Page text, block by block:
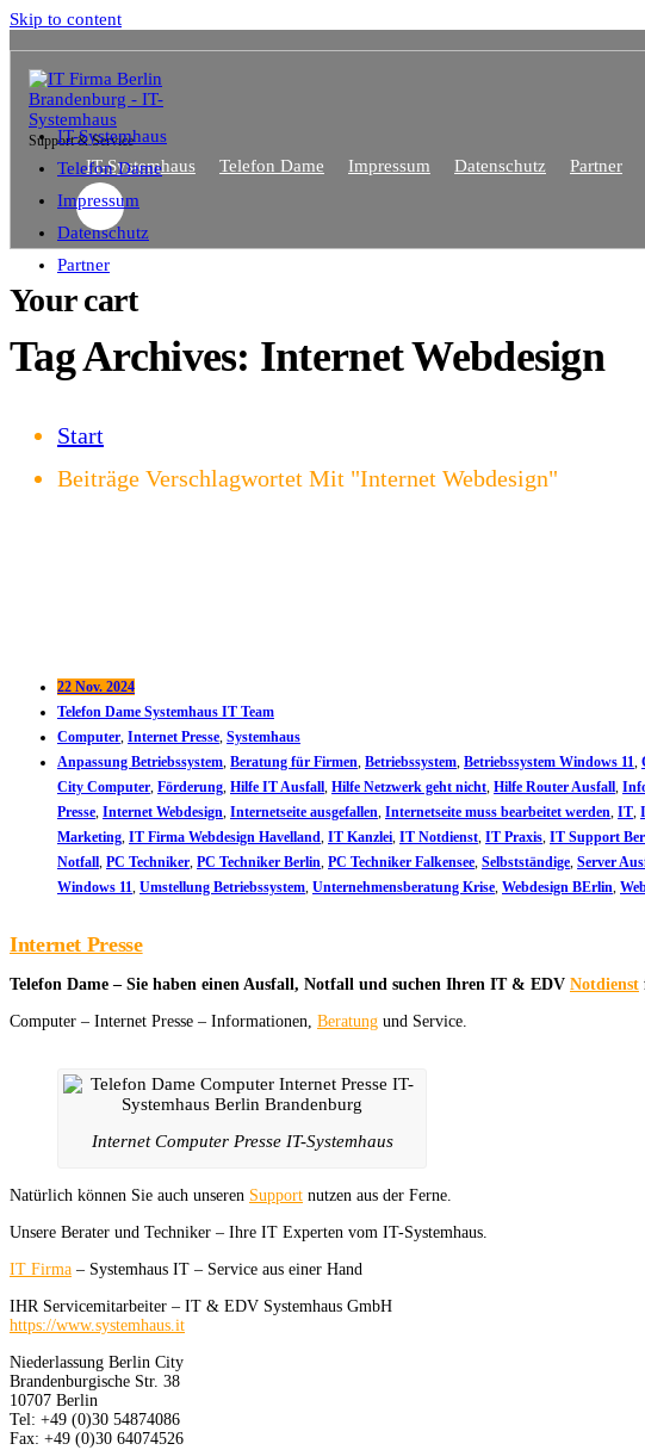
Skip to content
Support & Service
IT-Systemhaus Telefon Dame Impressum Datenschutz Partner
IT-Systemhaus
Telefon Dame
Impressum
Datenschutz
Partner
Your cart
Tag Archives: Internet Webdesign
Start
Beiträge Verschlagwortet Mit "Internet Webdesign"
22 Nov. 2024
Telefon Dame Systemhaus IT Team
Computer Internet Presse Systemhaus
Anpassung Betriebssystem Beratung für Firmen Betriebssystem Betriebssystem Windows 11
City Computer Förderung Hilfe IT Ausfall Hilfe Netzwerk geht nicht Hilfe Router Ausfall
Presse Internet Webdesign Internetseite ausgefallen Internetseite muss bearbeitet werden IT
Marketing IT Firma Webdesign Havelland IT Kanzlei IT Notdienst IT Praxis IT Support
Notfall PC Techniker PC Techniker Berlin PC Techniker Falkensee Selbstständige Server
Windows 11 Umstellung Betriebssystem Unternehmensberatung Krise Webdesign BErlin
Internet Presse
Telefon Dame – Sie haben einen Ausfall, Notfall und suchen Ihren IT & EDV Notdienst
Computer – Internet Presse – Informationen, Beratung und Service.
Internet Computer Presse IT-Systemhaus
Natürlich können Sie auch unseren Support nutzen aus der Ferne.
Unsere Berater und Techniker – Ihre IT Experten vom IT-Systemhaus.
IT Firma – Systemhaus IT – Service aus einer Hand
IHR Servicemitarbeiter – IT & EDV Systemhaus GmbH
https://www.systemhaus.it
Niederlassung Berlin City
Brandenburgische Str. 38
10707 Berlin
Tel: +49 (0)30 54874086
Fax: +49 (0)30 64074526